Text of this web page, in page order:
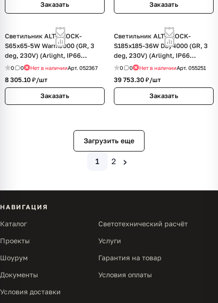
Заказать Заказать
Светильник ALT-BLOCK-
S65x65-5W Warm3000 (GR, 3
deg, 230V) (Arlight, IP66
Металл, 3 года)
0 0 Нет в наличииАрт. 052367
8 305.10 ₽/шт
Заказать
Светильник ALT-BLOCK-
S185x185-36W Day4000 (GR, 3
deg, 230V) (Arlight, IP66
Металл, 3 года)
0 0 Нет в наличииАрт. 055251
39 753.30 ₽/шт
Заказать
Загрузить еще
1 2 ›
НАВИГАЦИЯ
Каталог Светотехнический расчёт
Проекты Услуги
Шоурум Гарантия на товар
Документы Условия оплаты
Условия доставки